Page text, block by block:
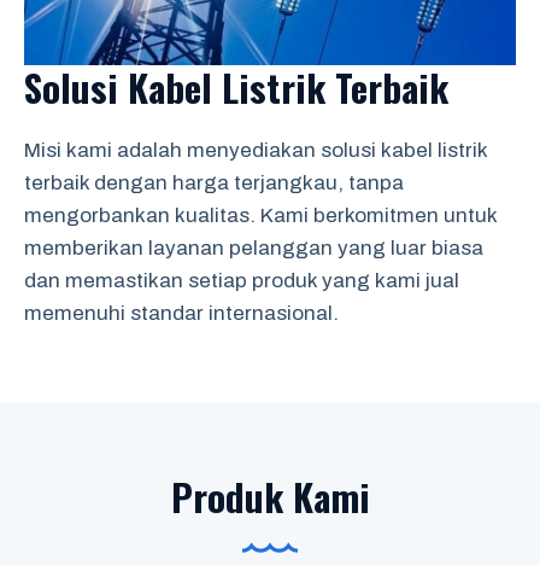
Solusi Kabel Listrik Terbaik
Misi kami adalah menyediakan solusi kabel listrik
terbaik dengan harga terjangkau, tanpa
mengorbankan kualitas. Kami berkomitmen untuk
memberikan layanan pelanggan yang luar biasa
dan memastikan setiap produk yang kami jual
memenuhi standar internasional.
Produk Kami